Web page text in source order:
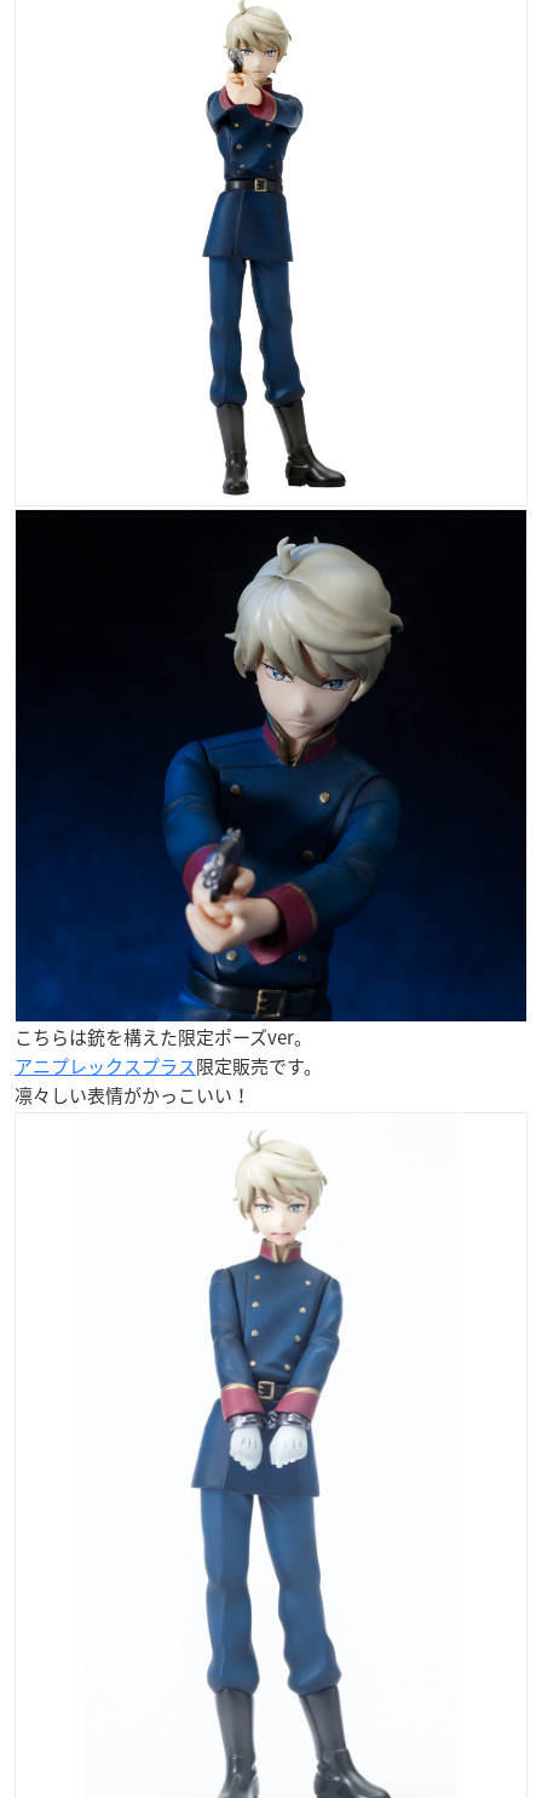
こちらは銃を構えた限定ポーズver。
アニプレックスプラス限定販売です。
凛々しい表情がかっこいい！